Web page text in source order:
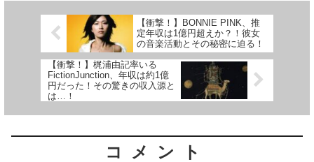
【衝撃！】BONNIE PINK、推
定年収は1億円超えか？！彼女
の音楽活動とその秘密に迫る！
【衝撃！】梶浦由記率いる
FictionJunction、年収は約1億
円だった！その驚きの収入源と
は…！
コメント